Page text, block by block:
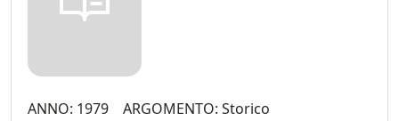
ANNO: 1979 ARGOMENTO: Storico